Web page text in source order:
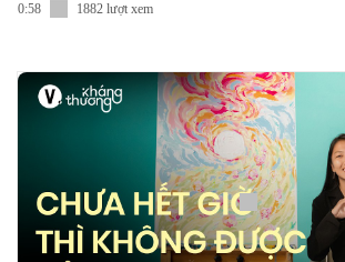
0:58 1882 lượt xem